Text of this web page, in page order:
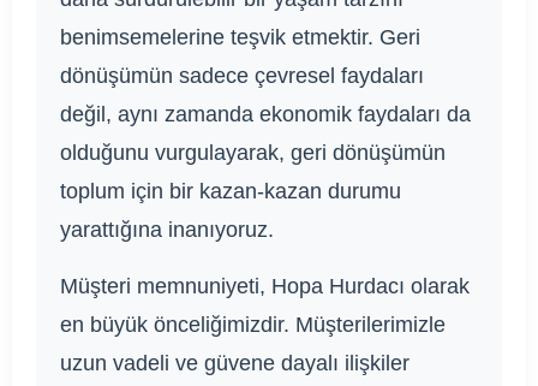
benimsemelerine teşvik etmektir. Geri
dönüşümün sadece çevresel faydaları
değil, aynı zamanda ekonomik faydaları da
olduğunu vurgulayarak, geri dönüşümün
toplum için bir kazan-kazan durumu
yarattığına inanıyoruz.
Müşteri memnuniyeti, Hopa Hurdacı olarak
en büyük önceliğimizdir. Müşterilerimizle
uzun vadeli ve güvene dayalı ilişkiler